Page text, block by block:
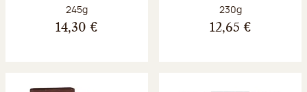
Poids net :
245g
14,30 €
Poids net :
230g
12,65 €